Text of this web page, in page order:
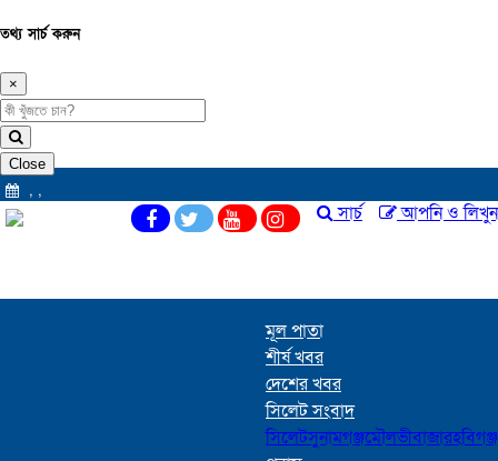
তথ্য সার্চ করুন
×
Close
, ,
আপনি ও লিখুন
সার্চ
মূল পাতা
শীর্ষ খবর
দেশের খবর
সিলেট সংবাদ
সিলেটসুনামগঞ্জমৌলভীবাজারহবিগঞ্জ